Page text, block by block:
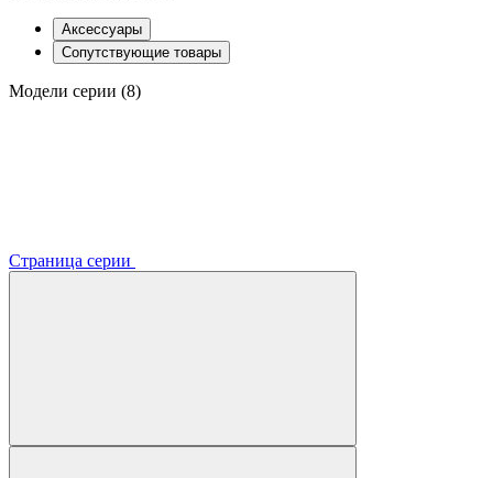
Аксессуары
Сопутствующие товары
Модели серии (8)
Страница серии